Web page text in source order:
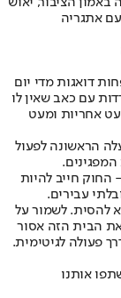
אתגריה
דואגות מדי יום
עם כאב שאין לו
אחריות ומעט
הראשונה לפעול
החוק חייב להיות
עבירים.
להסית. לשמור על
הבית הזה אסור
פעולה לגיטימית.
אותנו